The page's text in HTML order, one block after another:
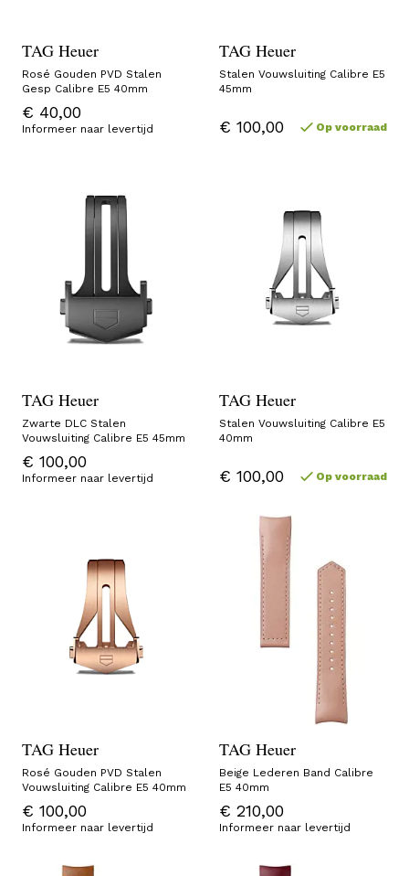
TAG Heuer
Rosé Gouden PVD Stalen
Gesp Calibre E5 40mm
€ 40,00
Informeer naar levertijd
TAG Heuer
Stalen Vouwsluiting Calibre E5
45mm
€ 100,00 Op voorraad
TAG Heuer
Zwarte DLC Stalen
Vouwsluiting Calibre E5 45mm
€ 100,00
Informeer naar levertijd
TAG Heuer
Stalen Vouwsluiting Calibre E5
40mm
€ 100,00 Op voorraad
TAG Heuer
Rosé Gouden PVD Stalen
Vouwsluiting Calibre E5 40mm
€ 100,00
Informeer naar levertijd
TAG Heuer
Beige Lederen Band Calibre
E5 40mm
€ 210,00
Informeer naar levertijd